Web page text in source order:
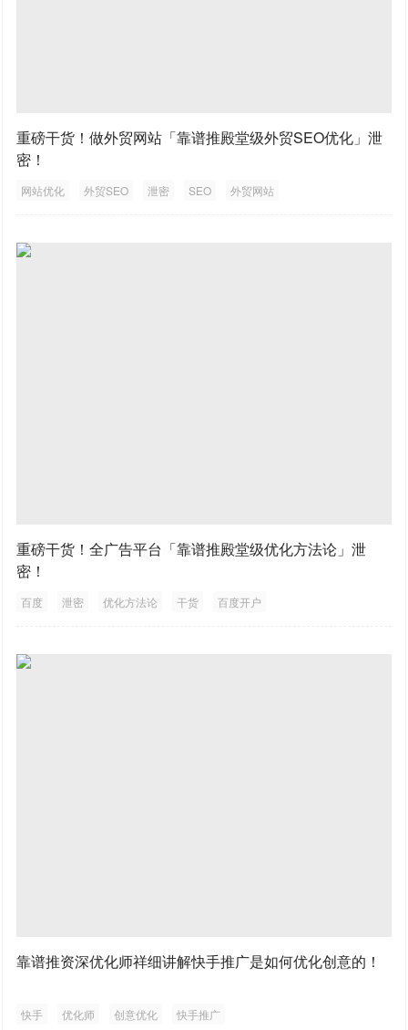
重磅干货！做外贸网站「靠谱推殿堂级外贸SEO优化」泄
密！
网站优化 外贸SEO 泄密 SEO 外贸网站
重磅干货！全广告平台「靠谱推殿堂级优化方法论」泄
密！
百度 泄密 优化方法论 干货 百度开户
靠谱推资深优化师祥细讲解快手推广是如何优化创意的！
快手 优化师 创意优化 快手推广